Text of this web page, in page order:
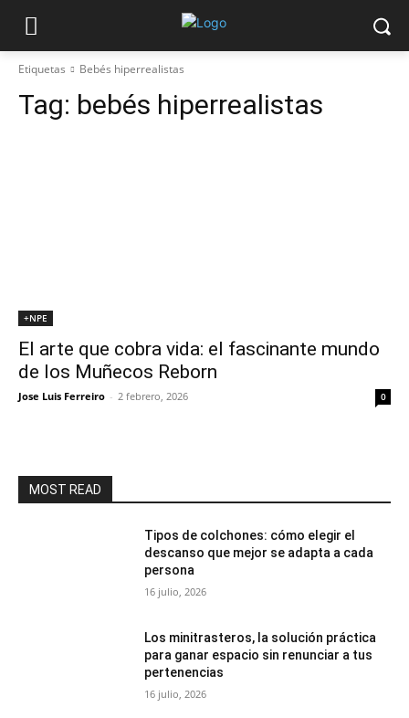
Etiquetas Bebés hiperrealistas
Tag: bebés hiperrealistas
+NPE
El arte que cobra vida: el fascinante mundo
de los Muñecos Reborn
Jose Luis Ferreiro - 2 febrero, 2026 0
MOST READ
Tipos de colchones: cómo elegir el
descanso que mejor se adapta a cada
persona
16 julio, 2026
Los minitrasteros, la solución práctica
para ganar espacio sin renunciar a tus
pertenencias
16 julio, 2026